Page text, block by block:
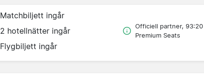
Matchbiljett ingår
2 hotellnätter ingår
Flygbiljett ingår
Officiell partner, 93:20
Premium Seats